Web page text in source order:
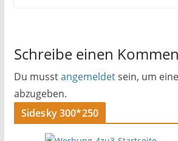
Schreibe einen
Du musstangemeldetsein, um
abzugeben.
Sidesky 300*250